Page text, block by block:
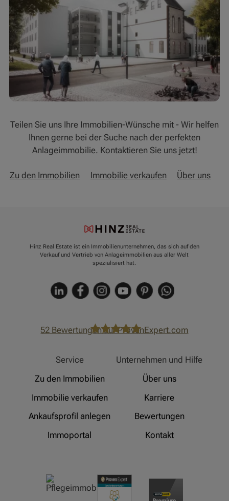
Teilen Sie uns Ihre Immobilien-Wünsche mit - Wir helfen
Ihnen gerne bei der Suche nach der perfekten
Anlageimmobilie. Kontaktieren Sie uns jetzt!
Zu den Immobilien Immobilie verkaufen Über uns
Hinz Real Estate ist ein Immobilienunternehmen, das sich auf den
Verkauf und Vertrieb von Anlageimmobilien aus aller Welt
spezialisiert hat.
52 Bewertungen auf ProvenExpert.com
Service
Zu den Immobilien
Immobilie verkaufen
Ankaufsprofil anlegen
Immoportal
Unternehmen und Hilfe
Über uns
Karriere
Bewertungen
Kontakt